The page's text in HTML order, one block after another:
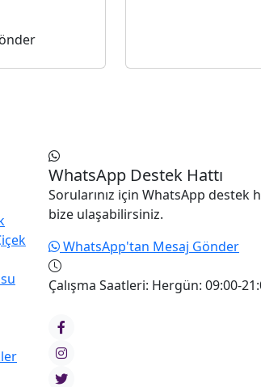
WhatsApp Destek Hattı
Sorularınız için WhatsApp destek
bize ulaşabilirsiniz.
WhatsApp'tan Mesaj Gönder
Çalışma Saatleri: Hergün: 09:00-